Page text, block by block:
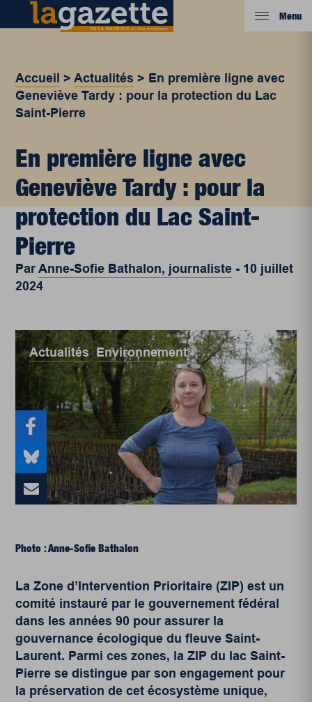
Menu
Accueil >Actualités > En première ligne avec
Geneviève Tardy : pour la protection du Lac
Saint-Pierre
En première ligne avec
Geneviève Tardy : pour la
protection du Lac Saint-
Pierre
ParAnne-Sofie Bathalon, journaliste - 10 juillet
2024
Actualités,Environnement
Photo : Anne-Sofie Bathalon
La Zone d’Intervention Prioritaire (ZIP) est un
comité instauré par le gouvernement fédéral
dans les années 90 pour assurer la
gouvernance écologique du fleuve Saint-
Laurent. Parmi ces zones, la ZIP du lac Saint-
Pierre se distingue par son engagement pour
la préservation de cet écosystème unique,